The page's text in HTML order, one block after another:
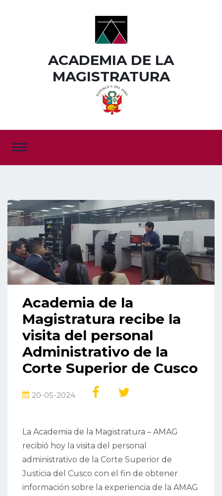
ACADEMIA DE LA
MAGISTRATURA
Academia de la
Magistratura recibe la
visita del personal
Administrativo de la
Corte Superior de Cusco
20-05-2024
La Academia de la Magistratura – AMAG
recibió hoy la visita del personal
administrativo de la Corte Superior de
Justicia del Cusco con el fin de obtener
información sobre la experiencia de la AMAG